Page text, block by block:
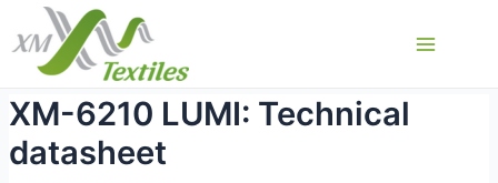
contenu
XM-6210 LUMI: Technical
datasheet